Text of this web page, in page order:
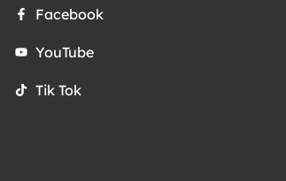
Facebook
YouTube
Tik Tok